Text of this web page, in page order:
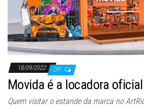
18/09/2022 Off
Movida é a locadora
Quem visitar o estande da marca no